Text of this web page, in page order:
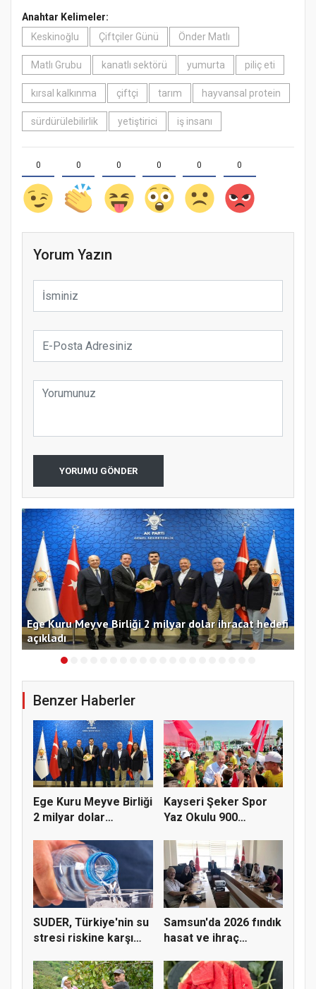
Anahtar Kelimeler:
Keskinoğlu
Çiftçiler Günü Önder Matlı
Matlı Grubu kanatlı sektörü yumurta piliç eti
kırsal kalkınma çiftçi tarım hayvansal protein
sürdürülebilirlik yetiştirici iş insanı
0 0 0 0 0 0
Yorum Yazın
YORUMU GÖNDER
Ege Kuru Meyve Birliği 2 milyar dolar ihracat hedefi
açıkladı
Benzer Haberler
Ege Kuru Meyve Birliği
2 milyar dolar
Kayseri Şeker Spor
Yaz Okulu 900
SUDER, Türkiye'nin su
stresi riskine karşı
Samsun'da 2026 fındık
hasat ve ihraç